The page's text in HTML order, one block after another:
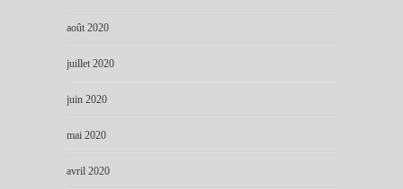
août 2020
juillet 2020
juin 2020
mai 2020
avril 2020